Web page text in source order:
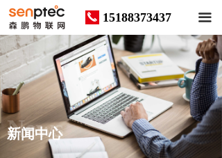
끀
끅 15188373437
News
新闻中心